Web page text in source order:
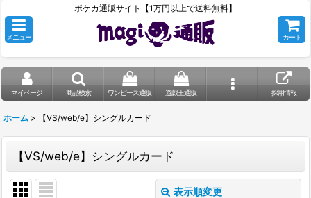
ポケカ通販サイト【1万円以上で送料無料】
メニュー カート
マイページ 商品検索 ワンピース通販 遊戯王通販 採用情報
ホーム > 【VS/web/e】シングルカード
【VS/web/e】シングルカード
表示順変更